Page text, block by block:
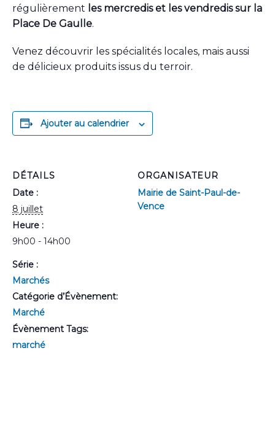
régulièrement les mercredis et les vendredis sur la
Place De Gaulle.
Venez découvrir les spécialités locales, mais aussi
de délicieux produits issus du terroir.
Ajouter au calendrier
DÉTAILS
Date :
8 juillet
Heure :
9h00 - 14h00
Série :
Marchés
Catégorie d’Évènement:
Marché
Évènement Tags:
marché
ORGANISATEUR
Mairie de Saint-Paul-de-
Vence